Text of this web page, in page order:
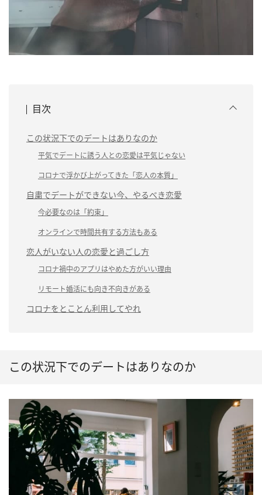
目次
この状況下でのデートはありなのか
平気でデートに誘う人との恋愛は平気じゃない
コロナで浮かび上がってきた「恋人の本質」
自粛でデートができない今、やるべき恋愛
今必要なのは「約束」
オンラインで時間共有する方法もある
恋人がいない人の恋愛と過ごし方
コロナ禍中のアプリはやめた方がいい理由
リモート婚活にも向き不向きがある
コロナをとことん利用してやれ
この状況下でのデートはありなのか